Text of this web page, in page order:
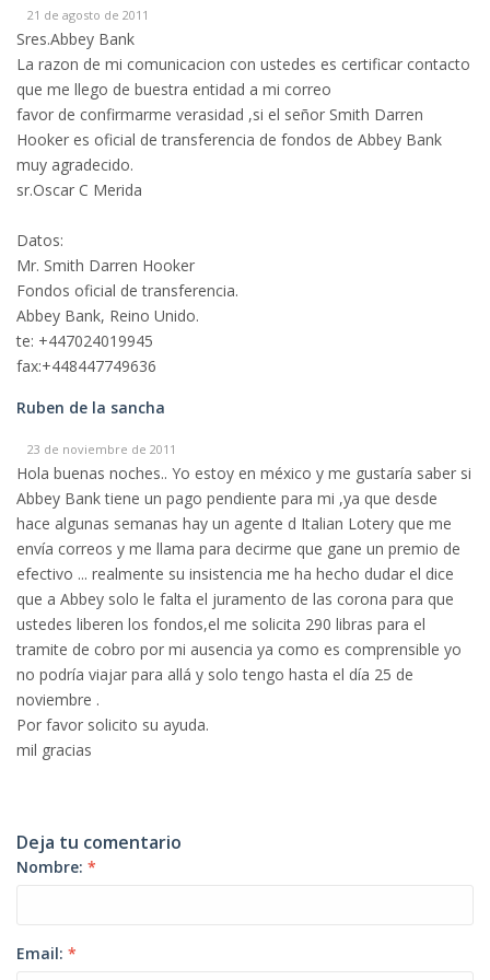
21 de agosto de 2011
Sres.Abbey Bank
La razon de mi comunicacion con ustedes es certificar contacto
que me llego de buestra entidad a mi correo
favor de confirmarme verasidad ,si el señor Smith Darren
Hooker es oficial de transferencia de fondos de Abbey Bank
muy agradecido.
sr.Oscar C Merida
Datos:
Mr. Smith Darren Hooker
Fondos oficial de transferencia.
Abbey Bank, Reino Unido.
te: +447024019945
fax:+448447749636
Ruben de la sancha
23 de noviembre de 2011
Hola buenas noches.. Yo estoy en méxico y me gustaría saber si
Abbey Bank tiene un pago pendiente para mi ,ya que desde
hace algunas semanas hay un agente d Italian Lotery que me
envía correos y me llama para decirme que gane un premio de
efectivo ... realmente su insistencia me ha hecho dudar el dice
que a Abbey solo le falta el juramento de las corona para que
ustedes liberen los fondos,el me solicita 290 libras para el
tramite de cobro por mi ausencia ya como es comprensible yo
no podría viajar para allá y solo tengo hasta el día 25 de
noviembre .
Por favor solicito su ayuda.
mil gracias
Deja tu comentario
Nombre: *
Email: *